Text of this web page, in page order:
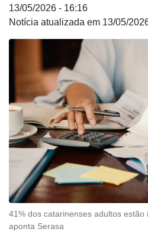
13/05/2026 - 16:16
13/05/
41% dos catarinenses adultos estão
aponta Serasa